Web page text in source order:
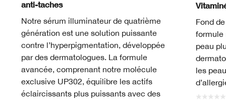
anti-taches
Notre sérum illuminateur de quatrième
génération est une solution puissante
contre l’hyperpigmentation, développée
par des dermatologues. La formule
avancée, comprenant notre molécule
exclusive UP302, équilibre les actifs
éclaircissants plus puissants avec des
Fond
formule
peau
les